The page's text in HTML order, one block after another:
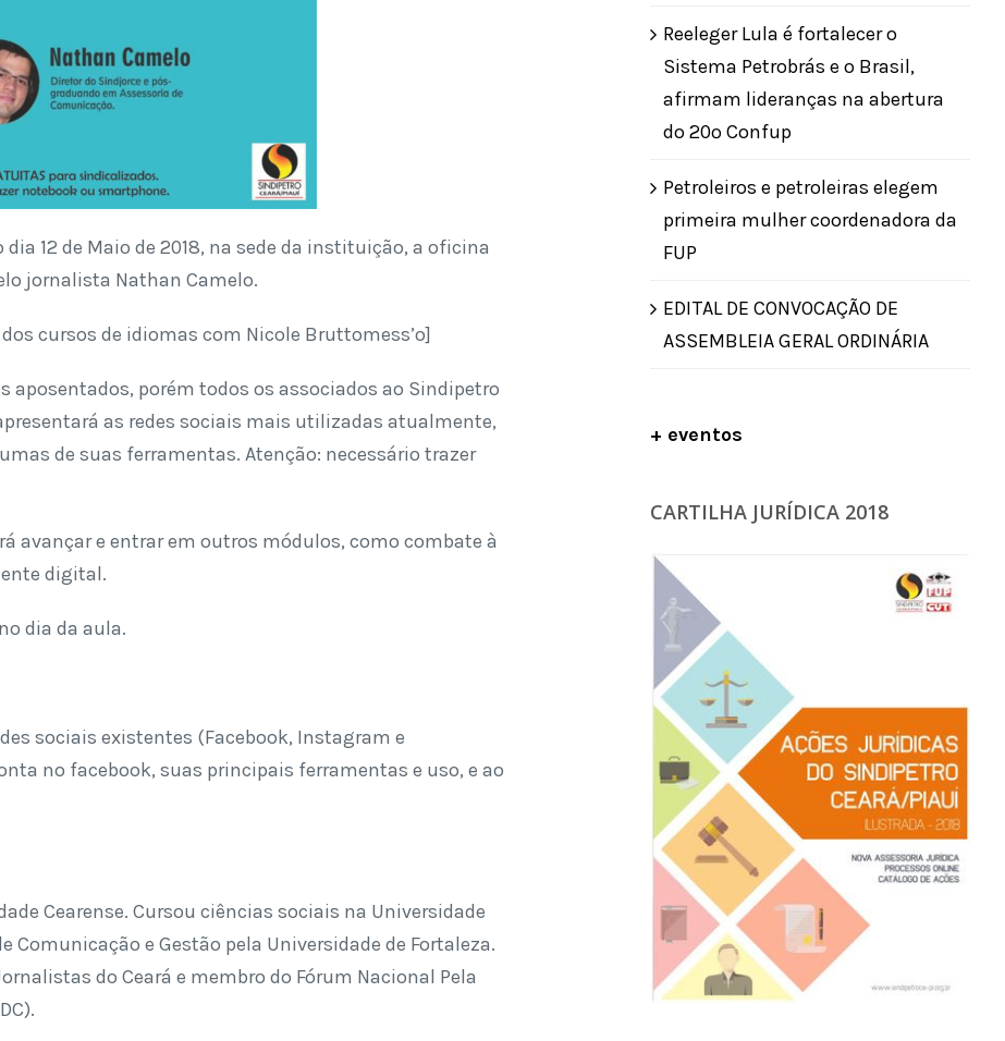
12 de Maio de 2018, na sede da instituição, a oficina
jornalista Nathan Camelo.
cursos de idiomas com Nicole Bruttomess’o]
porém todos os associados ao Sindipetro
as redes sociais mais utilizadas atualmente,
de suas ferramentas. Atenção: necessário trazer
avançar e entrar em outros módulos, como combate à
digital.
dia da aula.
sociais existentes (Facebook, Instagram e
no facebook, suas principais ferramentas e uso, e ao
Cearense. Cursou ciências sociais na Universidade
Comunicação e Gestão pela Universidade de Fortaleza.
do Ceará e membro do Fórum Nacional Pela
Reeleger Lula é fortalecer o
Sistema Petrobrás e o Brasil,
afirmam lideranças na abertura
do 20º Confup
Petroleiros e petroleiras elegem
primeira mulher coordenadora da
FUP
EDITAL DE CONVOCAÇÃO DE
ASSEMBLEIA GERAL ORDINÁRIA
+ eventos
CARTILHA JURÍDICA 2018